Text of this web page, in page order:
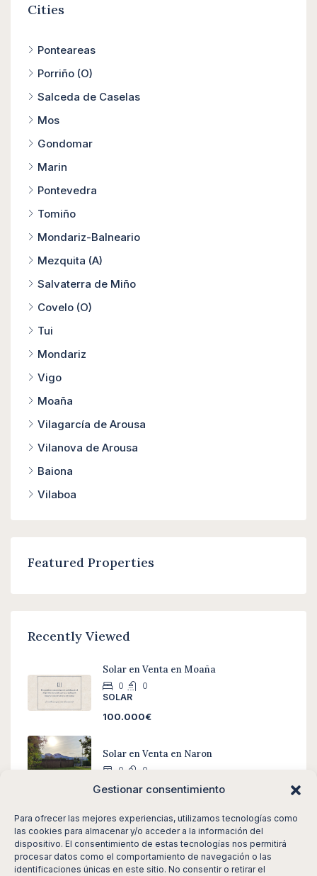
Gestionar consentimiento
Para ofrecer las mejores experiencias, utilizamos tecnologías como
las cookies para almacenar y/o acceder a la información del
dispositivo. El consentimiento de estas tecnologías nos permitirá
procesar datos como el comportamiento de navegación o las
identificaciones únicas en este sitio. No consentir o retirar el
Cities
Ponteareas
Porriño (O)
Salceda de Caselas
Mos
Gondomar
Marin
Pontevedra
Tomiño
Mondariz-Balneario
Mezquita (A)
Salvaterra de Miño
Covelo (O)
Tui
Mondariz
Vigo
Moaña
Vilagarcía de Arousa
Vilanova de Arousa
Baiona
Vilaboa
Featured Properties
Recently Viewed
Solar en Venta en Moaña
0
0
SOLAR
100.000€
Solar en Venta en Naron
0
0
Piso en Alquiler en Ponteareas
4 0 130 m²
PISO